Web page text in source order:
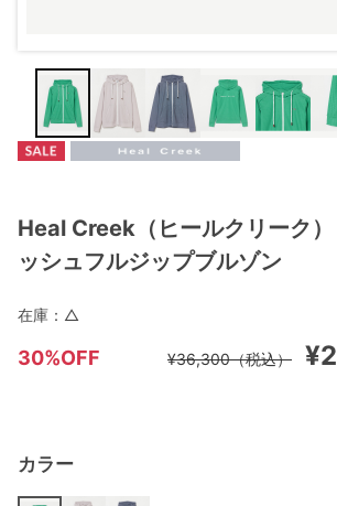
Heal Creek（ヒールクリーク）
ッシュフルジップブルゾン
30%OFF ¥36,300（税込）
カラー
在庫： △